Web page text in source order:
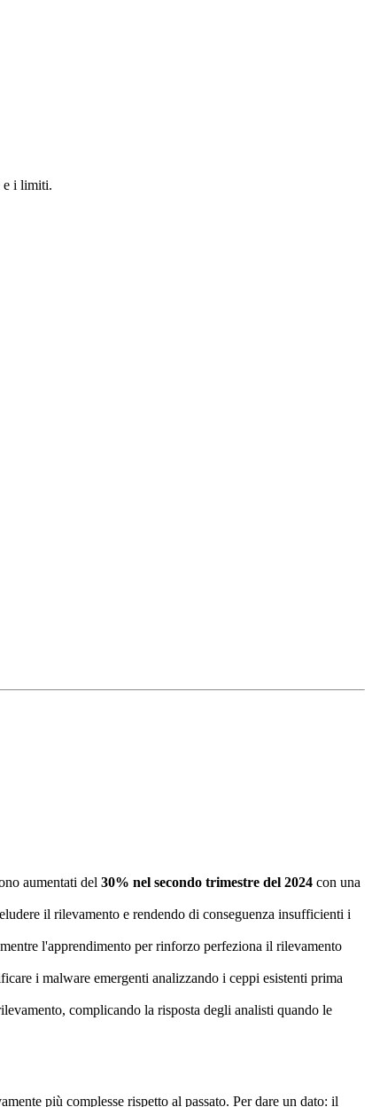
e i limiti.
aumentati del 30% nel secondo trimestre del 2024 con una
il rilevamento e rendendo di conseguenza insufficienti i
l'apprendimento per rinforzo perfeziona il rilevamento
i malware emergenti analizzando i ceppi esistenti prima
complicando la risposta degli analisti quando le
più complesse rispetto al passato. Per dare un dato: il